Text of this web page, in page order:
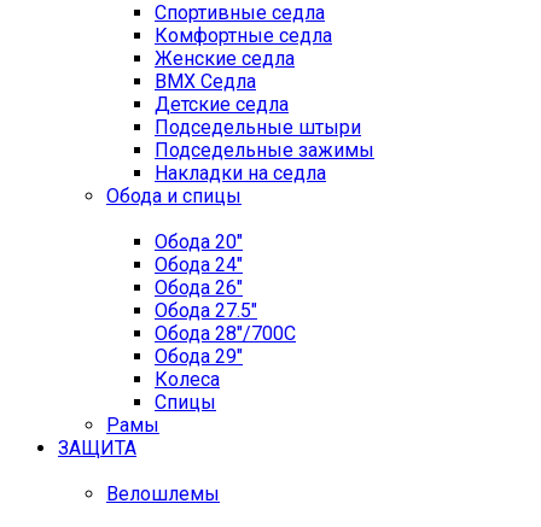
Спортивные седла
Комфортные седла
Женские седла
BMX Седла
Детские седла
Подседельные штыри
Подседельные зажимы
Накладки на седла
Обода и спицы
Обода 20"
Обода 24"
Обода 26"
Обода 27.5"
Обода 28"/700C
Обода 29"
Колеса
Спицы
Рамы
ЗАЩИТА
Велошлемы